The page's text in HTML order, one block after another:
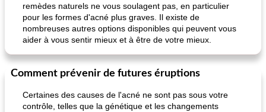
remèdes naturels ne vous soulagent pas, en particulier
pour les formes d'acné plus graves. Il existe de
nombreuses autres options disponibles qui peuvent vous
aider à vous sentir mieux et à être de votre mieux.
Comment prévenir de futures éruptions
Certaines des causes de l'acné ne sont pas sous votre
contrôle, telles que la génétique et les changements